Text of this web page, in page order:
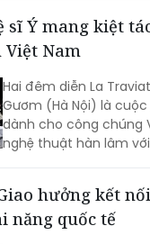
sĩ Ý mang kiệt
Nam
Hai đêm diễn La
Gươm (Hà Nội) là
dành cho công chúng
nghệ thuật hàn lâm
hưởng kết
năng quốc tế